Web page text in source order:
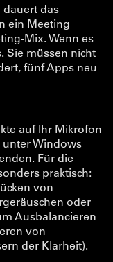
dauert das
ein Meeting
Mix. Wenn es
Sie müssen nicht
fünf Apps neu
auf Ihr Mikrofon
unter Windows
Für die
praktisch:
von
oder
Ausbalancieren
von
der Klarheit).